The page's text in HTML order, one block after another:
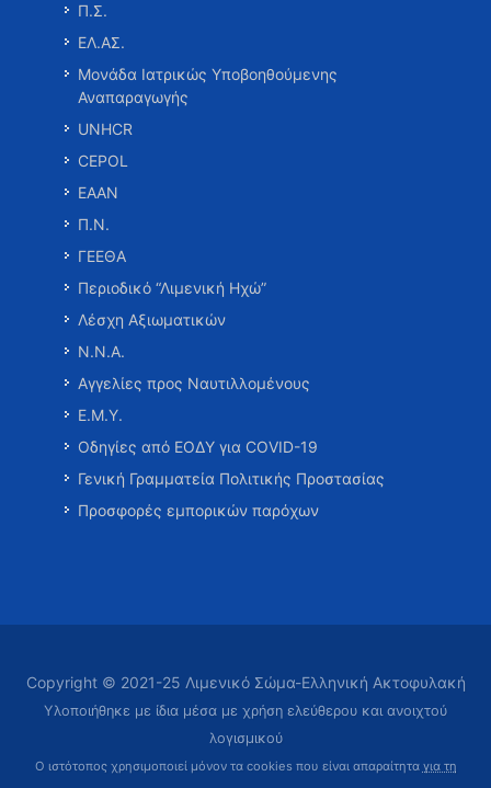
Π.Σ.
ΕΛ.ΑΣ.
Μονάδα Ιατρικώς Υποβοηθούμενης
Αναπαραγωγής
UNHCR
CEPOL
ΕΑΑΝ
Π.Ν.
ΓΕΕΘΑ
Περιοδικό “Λιμενική Ηχώ”
Λέσχη Αξιωματικών
Ν.Ν.Α.
Αγγελίες προς Ναυτιλλομένους
Ε.Μ.Υ.
Οδηγίες από ΕΟΔΥ για COVID-19
Γενική Γραμματεία Πολιτικής Προστασίας
Προσφορές εμπορικών παρόχων
Copyright © 2021-25 Λιμενικό Σώμα-Ελληνική Ακτοφυλακή
Υλοποιήθηκε με ίδια μέσα με χρήση ελεύθερου και ανοιχτού
λογισμικού
Ο ιστότοπος χρησιμοποιεί μόνον τα cookies που είναι απαραίτητα για τη